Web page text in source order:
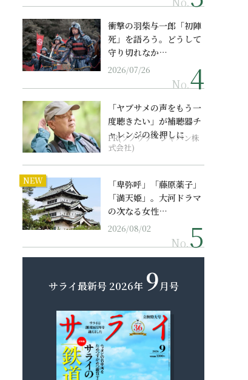
衝撃の羽柴与一郎「初陣
死」を語ろう。どうして
守り切れなか…
2026/07/26
No.
「ヤブサメの声をもう一
度聴きたい」が補聴器チ
ャレンジの後押しに
PR(ソノヴァ・ジャパン株
式会社)
NEW
「卑弥呼」「藤原薬子」
「満天姫」。大河ドラマ
の次なる女性…
2026/08/02
No.
サライ最新号 2026年 9月号